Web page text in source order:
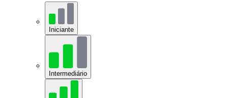
Iniciante
Intermediário